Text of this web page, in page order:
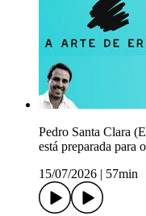
Pedro Santa Clara
está preparada para
15/07/2026
57min